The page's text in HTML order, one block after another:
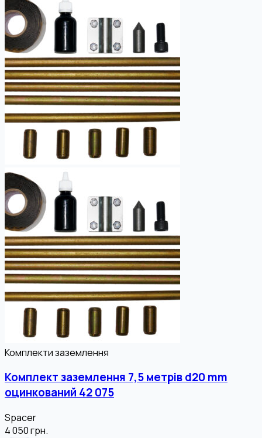
Комплекти заземлення
Комплект заземлення 7,5 метрів d20 mm
оцинкований 42 075
Spacer
4 050грн.